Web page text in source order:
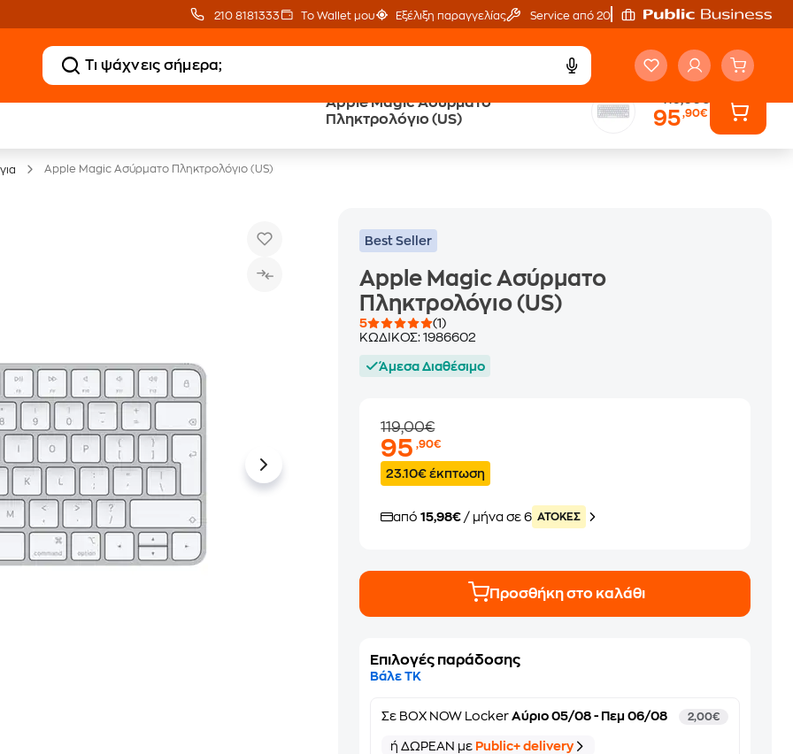
210 8181333 Το Wallet μου Εξέλιξη παραγγελίας Service από 20'
Apple Magic Ασύρματο
Πληκτρολόγιο (US)
95,90€
Public επιστροφή €
Apple Magic Ασύρματο Πληκτρολόγιο (US)
Best Seller
Apple Magic Ασύρματο
Πληκτρολόγιο (US)
5
(1)
ΚΩΔΙΚΟΣ:1986602
Άμεσα Διαθέσιμο
119,00€
95,90€
23.10€ έκπτωση
από15,98€ / μήνα σε 6 ATOKEΣ
Προσθήκη στο καλάθι
Επιλογές παράδοσης
Βάλε ΤΚ
Σε BOX NOW Locker Αύριο 05/08 - Πεμ 06/08 2,00€
ή ΔΩΡΕΑΝ με Public+ delivery